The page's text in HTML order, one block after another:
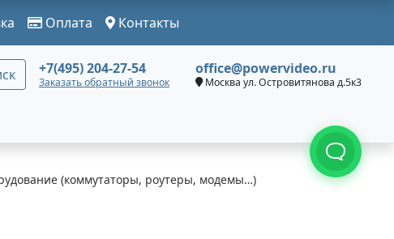
Оплата Контакты
+7(495) 204-27-54
Заказать обратный звонок
office@powervideo.ru
Москва ул. Островитянова д.5к3
(коммутаторы, роутеры, модемы…)